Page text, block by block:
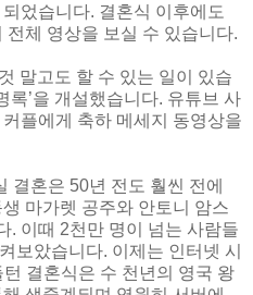
었습니다. 결혼식 이후에도
체 영상을 보실 수 있습니다.
말고도 할 수 있는 일이 있습
록’을 개설했습니다. 유튜브 사
플에게 축하 메세지 동영상을
결혼은 50년 전도 훨씬 전에
마가렛 공주와 안토니 암스
. 이때 2천만 명이 넘는 사람들
보았습니다. 이제는 인터넷 시
결혼식은 수 천년의 영국 왕